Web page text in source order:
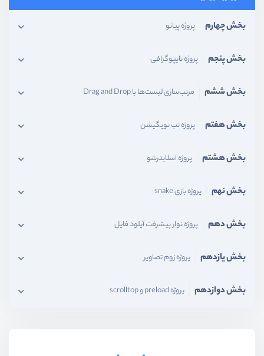
بخش چهارم پروژه پیانو
بخش پنجم پروژه تایپوگرافی
بخش ششم مرتب‌سازی لیست‌ها با Drag and Drop
بخش هفتم پروژه تب نویگیشن
بخش هشتم پروژه اسلایدرشو
بخش نهم پروژه بازی snake
بخش دهم پروژه نوار پیشرفت آپلود فایل
بخش یازدهم پروژه زوم تصاویر
بخش دوازدهم پروژه preload و scrolltop